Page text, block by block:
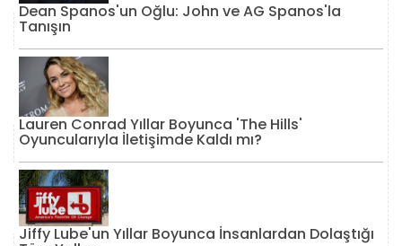
Dean Spanos'un Oğlu: John ve AG Spanos'la
Tanışın
Lauren Conrad Yıllar Boyunca 'The Hills'
Oyuncularıyla İletişimde Kaldı mı?
Jiffy Lube'un Yıllar Boyunca İnsanlardan Dolaştığı